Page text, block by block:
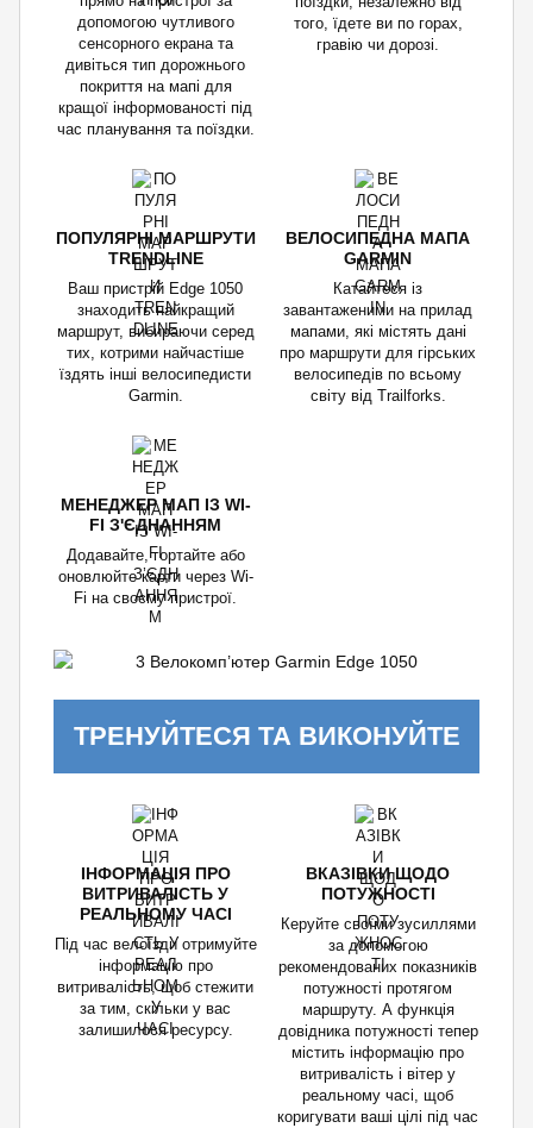
допомогою чутливого
сенсорного екрана та
дивіться тип дорожнього
покриття на мапі для
кращої інформованості під
час планування та поїздки.
того, їдете ви по горах,
гравію чи дорозі.
ПОПУЛЯРНІ МАРШРУТИ
TRENDLINE
Ваш пристрій Edge 1050
знаходить найкращий
маршрут, вибираючи серед
тих, котрими найчастіше
їздять інші велосипедисти
Garmin.
ВЕЛОСИПЕДНА МАПА
GARMIN
Катайтеся із
завантаженими на прилад
мапами, які містять дані
про маршрути для гірських
велосипедів по всьому
світу від Trailforks.
МЕНЕДЖЕР МАП ІЗ WI-
FI З'ЄДНАННЯМ
Додавайте, гортайте або
оновлюйте карти через Wi-
Fi на своєму пристрої.
ТРЕНУЙТЕСЯ ТА ВИКОНУЙТЕ
ІНФОРМАЦІЯ ПРО
ВИТРИВАЛІСТЬ У
РЕАЛЬНОМУ ЧАСІ
Під час велоїзди отримуйте
інформацію про
витривалість, щоб стежити
за тим, скільки у вас
залишилося ресурсу.
ВКАЗІВКИ ЩОДО
ПОТУЖНОСТІ
Керуйте своїми зусиллями
за допомогою
рекомендованих показників
потужності протягом
маршруту. А функція
довідника потужності тепер
містить інформацію про
витривалість і вітер у
реальному часі, щоб
коригувати ваші цілі під час